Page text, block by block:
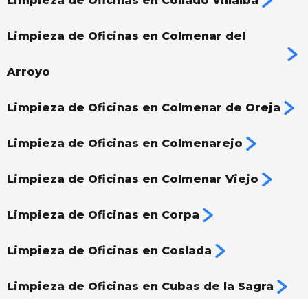
Limpieza de Oficinas en Colmenar del
Arroyo
Limpieza de Oficinas en Colmenar de Oreja
Limpieza de Oficinas en Colmenarejo
Limpieza de Oficinas en Colmenar Viejo
Limpieza de Oficinas en Corpa
Limpieza de Oficinas en Coslada
Limpieza de Oficinas en Cubas de la Sagra